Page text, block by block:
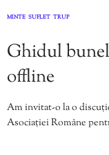
MINTE SUFLET TRUP
Ghidul
offline
Am invitat-o la o
Asociației Române